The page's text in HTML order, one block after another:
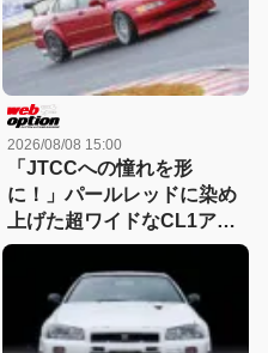
2026/08/08 15:00
「JTCCへの憧れを形
に！」パールレッドに染め
上げた超ワイドなCL1アコ
ードユーロRの美学